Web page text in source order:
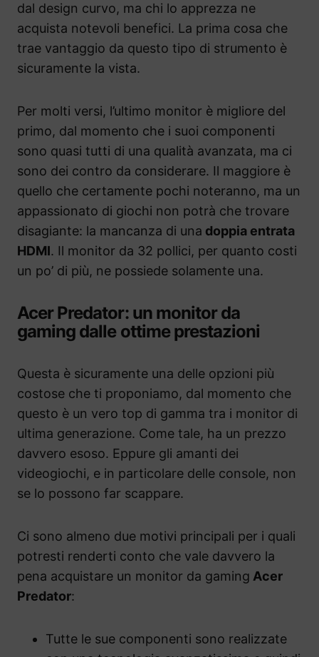
dal design curvo, ma chi lo apprezza ne
acquista notevoli benefici. La prima cosa che
trae vantaggio da questo tipo di strumento è
sicuramente la vista.
Per molti versi, l’ultimo monitor è migliore del
primo, dal momento che i suoi componenti
sono quasi tutti di una qualità avanzata, ma ci
sono dei contro da considerare. Il maggiore è
quello che certamente pochi noteranno, ma un
appassionato di giochi non potrà che trovare
disagiante: la mancanza di una doppia entrata
HDMI. Il monitor da 32 pollici, per quanto costi
un po’ di più, ne possiede solamente una.
Acer Predator: un monitor da
gaming dalle ottime prestazioni
Questa è sicuramente una delle opzioni più
costose che ti proponiamo, dal momento che
questo è un vero top di gamma tra i monitor di
ultima generazione. Come tale, ha un prezzo
davvero esoso. Eppure gli amanti dei
videogiochi, e in particolare delle console, non
se lo possono far scappare.
Ci sono almeno due motivi principali per i quali
potresti renderti conto che vale davvero la
pena acquistare un monitor da gaming Acer
Predator:
Tutte le sue componenti sono realizzate